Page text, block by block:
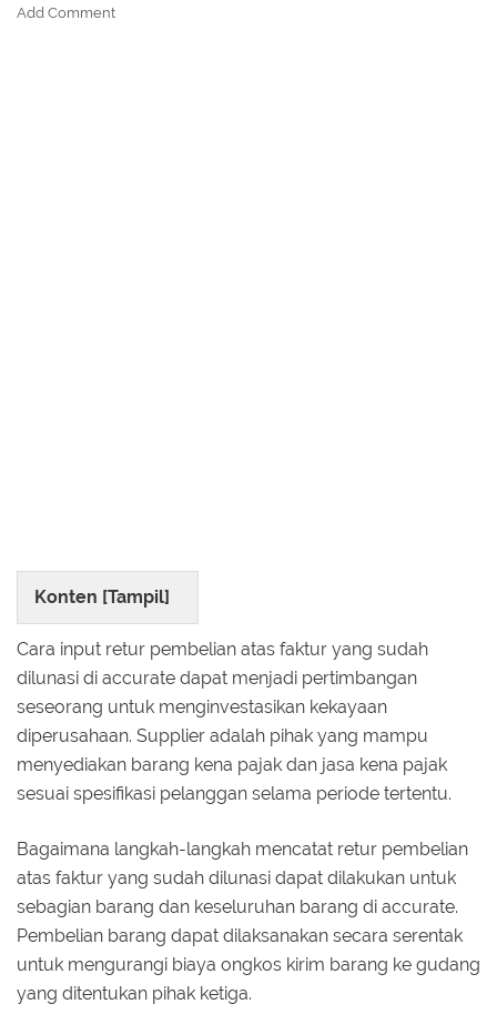
Add Comment
Konten [Tampil]
Cara input retur pembelian atas faktur yang sudah
dilunasi di accurate dapat menjadi pertimbangan
seseorang untuk menginvestasikan kekayaan
diperusahaan. Supplier adalah pihak yang mampu
menyediakan barang kena pajak dan jasa kena pajak
sesuai spesifikasi pelanggan selama periode tertentu.
Bagaimana langkah-langkah mencatat retur pembelian
atas faktur yang sudah dilunasi dapat dilakukan untuk
sebagian barang dan keseluruhan barang di accurate.
Pembelian barang dapat dilaksanakan secara serentak
untuk mengurangi biaya ongkos kirim barang ke gudang
yang ditentukan pihak ketiga.